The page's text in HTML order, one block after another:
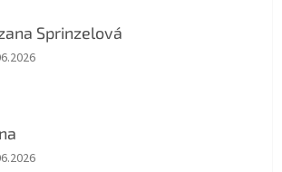
Sprinzelová
Bewertung beträgt 5 von 5 Sternen.
Bewertung beträgt 5 von 5 Sternen.